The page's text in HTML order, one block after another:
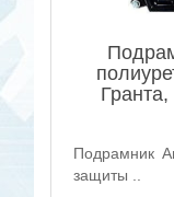
Подрамник
защиты ..